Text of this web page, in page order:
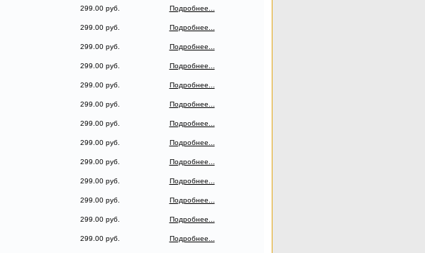
299.00 руб.
Подробнее...
299.00 руб.
Подробнее...
299.00 руб.
Подробнее...
299.00 руб.
Подробнее...
299.00 руб.
Подробнее...
299.00 руб.
Подробнее...
299.00 руб.
Подробнее...
299.00 руб.
Подробнее...
299.00 руб.
Подробнее...
299.00 руб.
Подробнее...
299.00 руб.
Подробнее...
299.00 руб.
Подробнее...
299.00 руб.
Подробнее...